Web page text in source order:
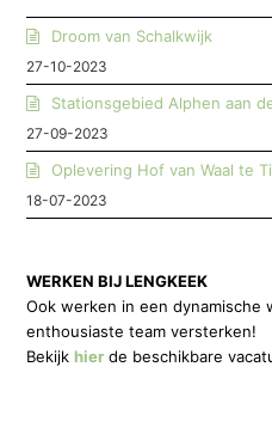
Droom van Schalkwijk
27-10-2023
Stationsgebied Alphen aan
27-09-2023
Oplevering Hof van Waal te
18-07-2023
WERKEN BIJ LENGKEEK
Ook werken in een dynamische
enthousiaste team versterken!
Bekijkhier de beschikbare